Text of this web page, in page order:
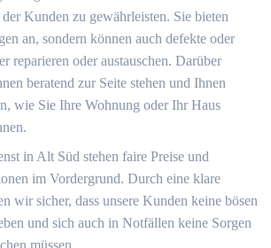
Kunden zu gewährleisten.​ Sie bieten
an, sondern können auch defekte oder
reparieren oder austauschen.​ Darüber
beratend zur Seite stehen und Ihnen
wie Sie Ihre Wohnung oder Ihr Haus
in Alt Süd stehen faire Preise und
im Vordergrund.​ Durch eine klare
wir sicher, dass unsere Kunden keine bösen
und sich auch in Notfällen keine Sorgen
müssen.​